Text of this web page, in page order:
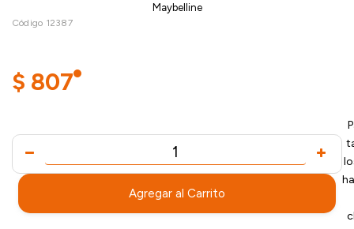
Maybelline
Código 12387
$ 807
Agregar al Carrito